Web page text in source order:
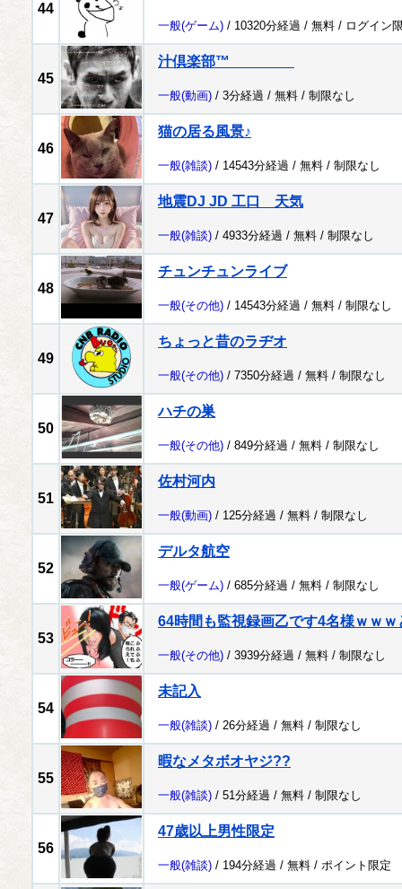
44
一般(ゲーム) / 10320分経過 / 無料 / ログイン
45
汁倶楽部™
一般(動画) / 3分経過 / 無料 / 制限なし
46
猫の居る風景♪
一般(雑談) / 14543分経過 / 無料 / 制限なし
47
地震DJ JD 工口 天気
一般(雑談) / 4933分経過 / 無料 / 制限なし
48
チュンチュンライブ
一般(その他) / 14543分経過 / 無料 / 制限なし
49
ちょっと昔のラヂオ
一般(その他) / 7350分経過 / 無料 / 制限なし
50
ハチの巣
一般(その他) / 849分経過 / 無料 / 制限なし
51
佐村河内
一般(動画) / 125分経過 / 無料 / 制限なし
52
デルタ航空
一般(ゲーム) / 685分経過 / 無料 / 制限なし
53
64時間も監視録画乙です4名様ｗｗ
一般(その他) / 3939分経過 / 無料 / 制限なし
54
未記入
一般(雑談) / 26分経過 / 無料 / 制限なし
55
暇なメタボオヤジ??
一般(雑談) / 51分経過 / 無料 / 制限なし
56
47歳以上男性限定
一般(雑談) / 194分経過 / 無料 / ポイント限定